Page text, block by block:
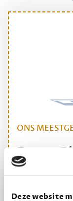
Deze website
ONS
Dewey
Een originele